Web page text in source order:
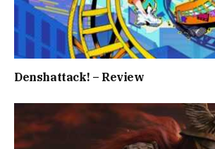
Denshattack! – Review